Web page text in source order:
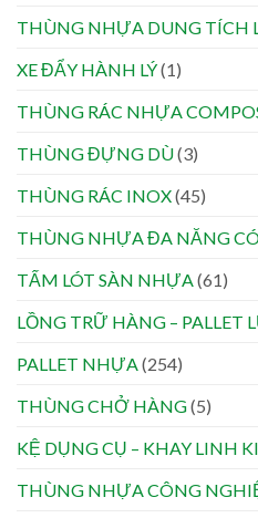
THÙNG NHỰA DUNG TÍCH
XE ĐẨY HÀNH LÝ(1)
THÙNG RÁC NHỰA
THÙNG ĐỰNG DÙ(3)
THÙNG RÁC INOX(45)
THÙNG NHỰA ĐA NĂNG
TẤM LÓT SÀN NHỰA(61)
LỒNG TRỮ HÀNG – PALLET
PALLET NHỰA(254)
THÙNG CHỞ HÀNG(5)
KỆ DỤNG CỤ – KHAY LINH
THÙNG NHỰA CÔNG